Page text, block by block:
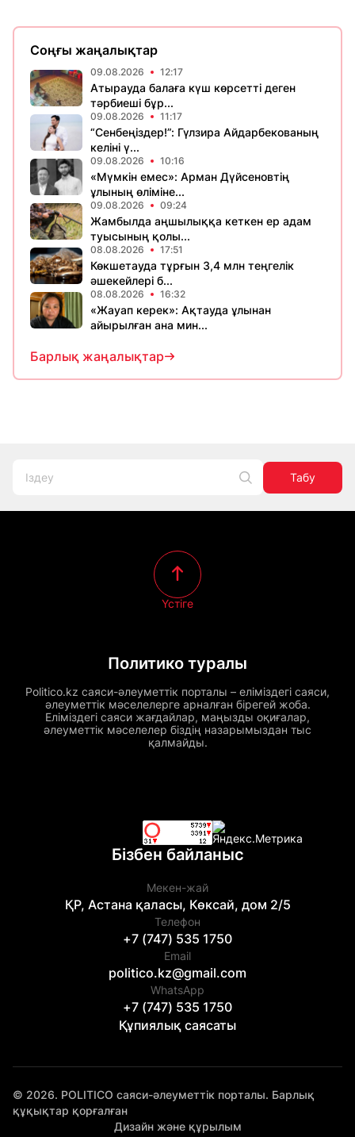
Соңғы жаңалықтар
09.08.2026 12:17
Атырауда балаға күш көрсетті деген
тәрбиеші бұр...
09.08.2026 11:17
“Сенбеңіздер!”: Гүлзира Айдарбекованың
келіні ү...
09.08.2026 10:16
«Мүмкін емес»: Арман Дүйсеновтің
ұлының өліміне...
09.08.2026 09:24
Жамбылда аңшылыққа кеткен ер адам
туысының қолы...
08.08.2026 17:51
Көкшетауда тұрғын 3,4 млн теңгелік
әшекейлері б...
08.08.2026 16:32
«Жауап керек»: Ақтауда ұлынан
айырылған ана мин...
Барлық жаңалықтар
Табу
Политико туралы
Politico.kz саяси-әлеуметтік порталы – еліміздегі саяси,
әлеуметтік мәселелерге арналған бірегей жоба.
Еліміздегі саяси жағдайлар, маңызды оқиғалар,
әлеуметтік мәселелер біздің назарымыздан тыс
қалмайды.
Үстіге
Бізбен байланыс
Мекен-жай
ҚР, Астана қаласы, Көксай, дом 2/5
Телефон
+7 (747) 535 1750
Email
politico.kz@gmail.com
WhatsApp
+7 (747) 535 1750
Құпиялық саясаты
© 2026. POLITICO саяси-әлеуметтік порталы. Барлық
құқықтар қорғалған
Дизайн және құрылым